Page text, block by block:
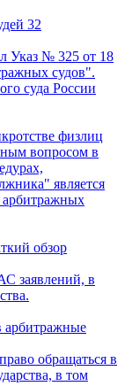
32
Указ № 325 от 18
судов".
суда России
физлиц
вопросом в
является
арбитражных
обзор
заявлений, в
арбитражные
обращаться в
в том